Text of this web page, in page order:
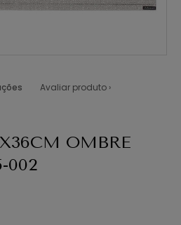
Avaliar produto ›
OMBRE
002